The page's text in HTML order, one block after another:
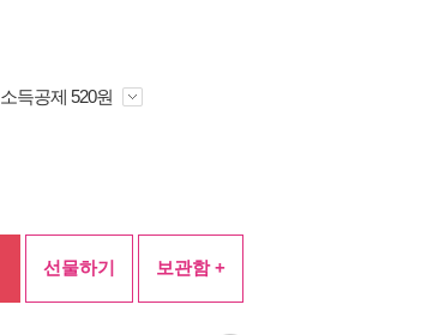
소득공제 520원
선물하기 보관함 +